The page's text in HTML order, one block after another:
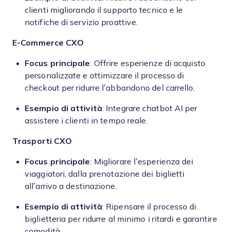
clienti migliorando il supporto tecnico e le
notifiche di servizio proattive.
E-Commerce CXO
Focus principale: Offrire esperienze di acquisto
personalizzate e ottimizzare il processo di
checkout per ridurre l’abbandono del carrello.
Esempio di attività: Integrare chatbot AI per
assistere i clienti in tempo reale.
Trasporti CXO
Focus principale: Migliorare l’esperienza dei
viaggiatori, dalla prenotazione dei biglietti
all’arrivo a destinazione.
Esempio di attività: Ripensare il processo di
biglietteria per ridurre al minimo i ritardi e garantire